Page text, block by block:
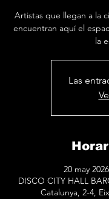
Artistas que llegan a la
encuentran aquí el
la
Las
20 may
DISCO CITY HALL
Catalunya, 2-4,